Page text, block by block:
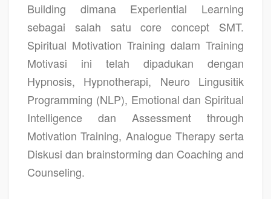
Building dimana Experiential Learning
sebagai salah satu core concept SMT.
Spiritual Motivation Training dalam Training
Motivasi ini telah dipadukan dengan
Hypnosis, Hypnotherapi, Neuro Lingusitik
Programming (NLP), Emotional dan Spiritual
Intelligence dan Assessment through
Motivation Training, Analogue Therapy serta
Diskusi dan brainstorming dan Coaching and
Counseling.